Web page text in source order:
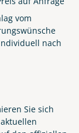
vom
nach
Sie sich